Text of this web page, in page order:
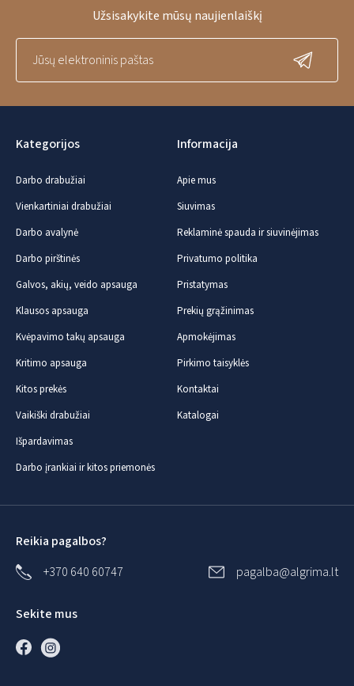
Kategorijos
Darbo drabužiai
Vienkartiniai drabužiai
Darbo avalynė
Darbo pirštinės
Galvos, akių, veido apsauga
Klausos apsauga
Kvėpavimo takų apsauga
Kritimo apsauga
Kitos prekės
Vaikiški drabužiai
Išpardavimas
Darbo įrankiai ir kitos priemonės
Informacija
Apie mus
Siuvimas
Reklaminė spauda ir siuvinėjimas
Privatumo politika
Pristatymas
Prekių grąžinimas
Apmokėjimas
Pirkimo taisyklės
Kontaktai
Katalogai
Užsisakykite mūsų naujienlaiškį
Reikia pagalbos?
+370 640 60747
pagalba@algrima.lt
Sekite mus